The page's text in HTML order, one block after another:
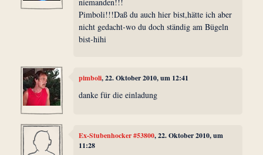
Pimboli!!!Daß du auch hier bist,hätte ich aber
nicht gedacht-wo du doch ständig am Bügeln
bist-hihi
pimboli, 22. Oktober 2010, um 12:41
danke für die einladung
Ex-Stubenhocker #53800, 22. Oktober 2010, um
11:28